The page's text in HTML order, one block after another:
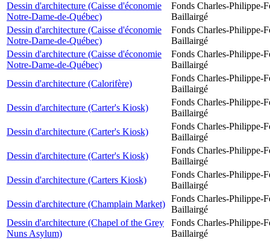
Dessin d'architecture (Caisse d'économie
Notre-Dame-de-Québec)
Fonds Charles-Philippe-
Baillairgé
Dessin d'architecture (Caisse d'économie
Notre-Dame-de-Québec)
Fonds Charles-Philippe-
Baillairgé
Dessin d'architecture (Caisse d'économie
Notre-Dame-de-Québec)
Fonds Charles-Philippe-
Baillairgé
Dessin d'architecture (Calorifère)
Fonds Charles-Philippe-
Baillairgé
Dessin d'architecture (Carter's Kiosk)
Fonds Charles-Philippe-
Baillairgé
Dessin d'architecture (Carter's Kiosk)
Fonds Charles-Philippe-
Baillairgé
Dessin d'architecture (Carter's Kiosk)
Fonds Charles-Philippe-
Baillairgé
Dessin d'architecture (Carters Kiosk)
Fonds Charles-Philippe-
Baillairgé
Dessin d'architecture (Champlain Market)
Fonds Charles-Philippe-
Baillairgé
Dessin d'architecture (Chapel of the Grey
Nuns Asylum)
Fonds Charles-Philippe-
Baillairgé